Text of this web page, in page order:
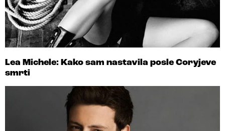
Lea Michele: Kako sam nastavila posle Coryjeve
smrti